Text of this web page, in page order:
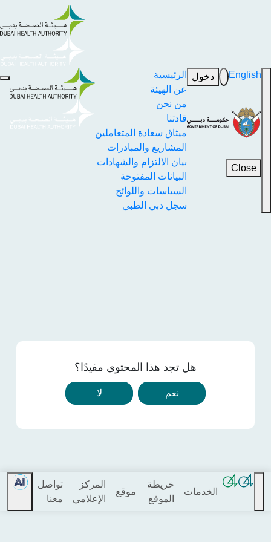
English دخول
Close
الرئيسية
عن الهيئة
من نحن
قادتنا
ميثاق سعادة المتعاملين
المشاريع والمبادرات
بيان الالتزام والشهادات
البيانات المفتوحة
السياسات واللوائح
سجل دبي الطبي
هل تجد هذا المحتوى مفيدًا؟
نعم لا
الخدمات
خريطة
الموقع
موقع
المركز
الإعلامي
تواصل
معنا